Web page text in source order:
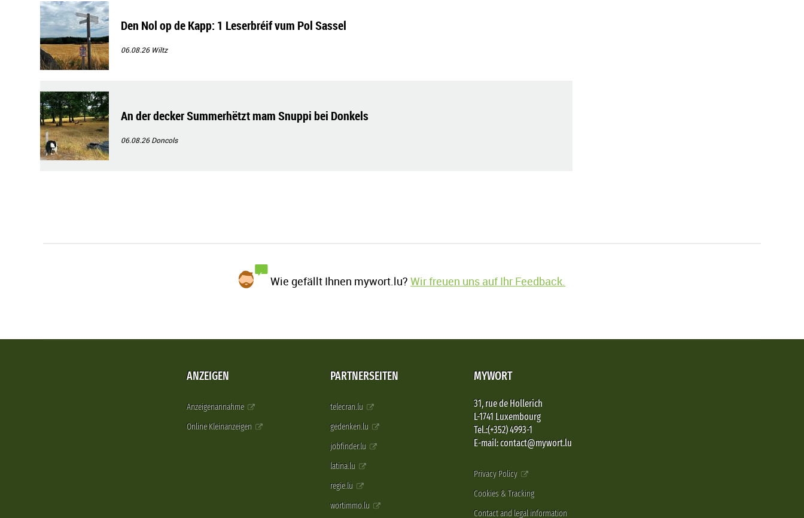
Den Nol op de Kapp: 1 Leserbréif vum Pol Sassel
06.08.26 Wiltz
An der decker Summerhëtzt mam Snuppi bei Donkels
06.08.26Doncols
Wie gefällt Ihnen mywort.lu?Wir freuen uns auf Ihr Feedback.
ANZEIGEN
Anzeigenannahme
Online Kleinanzeigen
PARTNERSEITEN
telecran.lu
gedenken.lu
jobfinder.lu
latina.lu
regie.lu
wortimmo.lu
MYWORT
31, rue de Hollerich
L-1741 Luxembourg
Tel.:(+352) 4993-1
E-mail: contact@mywort.lu
Privacy Policy
Cookies & Tracking
Contact and legal information